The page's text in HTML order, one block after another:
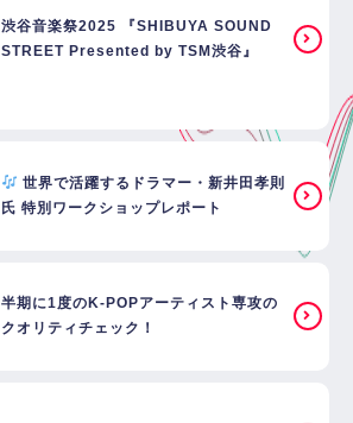
渋谷音楽祭2025 『SHIBUYA SOUND
STREET Presented by TSM渋谷』
世界で活躍するドラマー・新井田孝則
氏 特別ワークショップレポート
半期に1度のK-POPアーティスト専攻の
クオリティチェック！